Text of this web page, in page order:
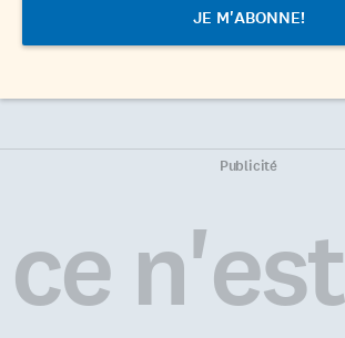
Publicité
ce n'est